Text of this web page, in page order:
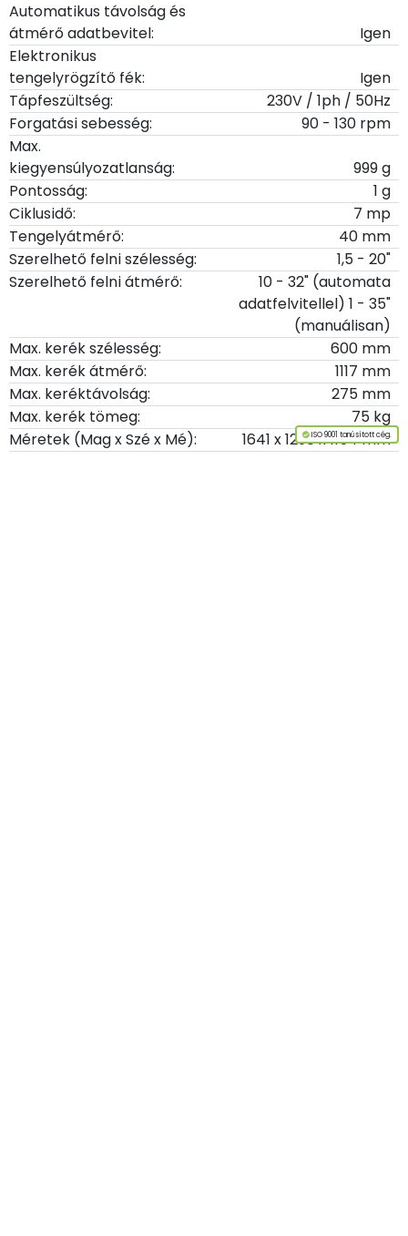
Automatikus távolság és
átmérő adatbevitel:
Igen
Elektronikus
tengelyrögzítő fék:
Igen
Tápfeszültség:
230V / 1ph / 50Hz
Forgatási sebesség:
90 - 130 rpm
Max.
kiegyensúlyozatlanság:
999 g
Pontosság:
1 g
Ciklusidő:
7 mp
Tengelyátmérő:
40 mm
Szerelhető felni szélesség:
1,5 - 20"
Szerelhető felni átmérő:
10 - 32" (automata
adatfelvitellel) 1 - 35"
(manuálisan)
Max. kerék szélesség:
600 mm
Max. kerék átmérő:
1117 mm
Max. keréktávolság:
275 mm
Max. kerék tömeg:
75 kg
Méretek (Mag x Szé x Mé):
1641 x 1298 x 1154 mm
ISO 9001 tanúsított cég.